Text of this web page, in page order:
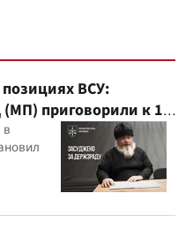
ВСУ:
приговорили к 15